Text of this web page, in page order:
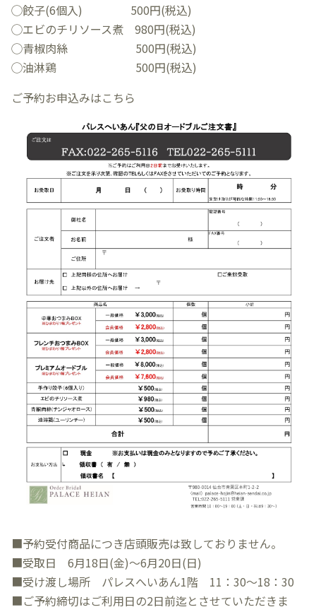
◯餃子(6個入) 500円(税込)
◯エビのチリソース煮 980円(税込)
◯青椒肉絲 500円(税込)
◯油淋鶏 500円(税込)
ご予約お申込みはこちら
■予約受付商品につき店頭販売は致しておりません。
■受取日 6月18日(金)～6月20日(日)
■受け渡し場所 パレスへいあん1階 11：30～18：30
■ご予約締切はご利用日の2日前迄とさせていただきま